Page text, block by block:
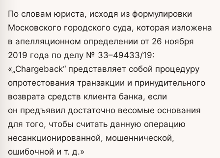
По словам юриста, исходя из формулировки
Московского городского суда, которая изложена
в апелляционном определении от 26 ноября
2019 года по делу № 33–49433/19:
«„Chargeback“ представляет собой процедуру
опротестования транзакции и принудительного
возврата средств клиента банка, если
он предъявил достаточно весомые основания
для того, чтобы считать данную операцию
несанкционированной, мошеннической,
ошибочной и т. д.»